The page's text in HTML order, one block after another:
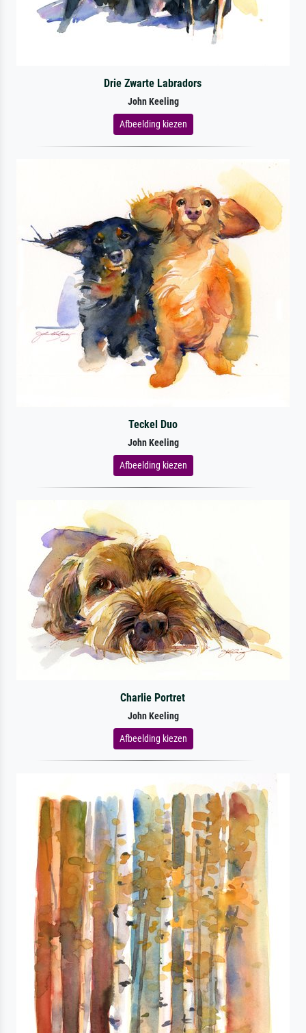
Drie Zwarte Labradors
John Keeling
Afbeelding kiezen
Teckel Duo
John Keeling
Afbeelding kiezen
Charlie Portret
John Keeling
Afbeelding kiezen